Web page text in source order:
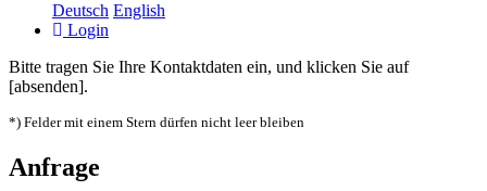
Deutsch English
Login
Bitte tragen Sie Ihre Kontaktdaten ein, und klicken Sie auf
[absenden].
*) Felder mit einem Stern dürfen nicht leer bleiben
Anfrage